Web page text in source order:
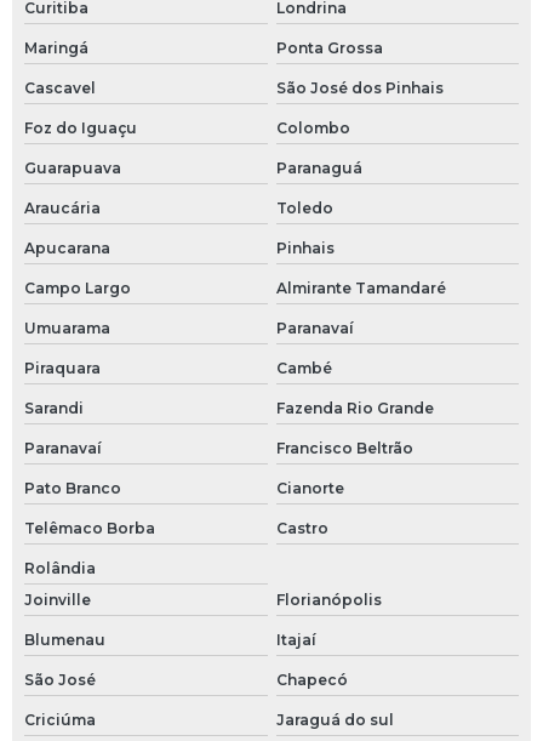
Niple para mangueira
Niple tc
Niple tc inox
Porca sms
Pressostato para água
Pressostatos
Redução concêntrica
Redução concêntrica sch40
Redução excêntrica inox
Tubo od
Tubos e conexões em aço inox
Uniao tc
União tc completa
Curitiba Londrina
Maringá Ponta Grossa
Cascavel São José dos Pinhais
Foz do Iguaçu Colombo
Guarapuava Paranaguá
Araucária Toledo
Apucarana Pinhais
Campo Largo Almirante Tamandaré
Umuarama Paranavaí
Piraquara Cambé
Sarandi Fazenda Rio Grande
Paranavaí Francisco Beltrão
Pato Branco Cianorte
Telêmaco Borba Castro
Rolândia
Joinville
Florianópolis
Blumenau Itajaí
São José Chapecó
Criciúma Jaraguá do sul